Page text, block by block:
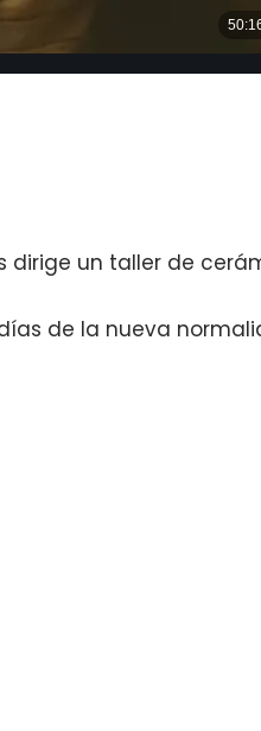
un taller de
de la nueva